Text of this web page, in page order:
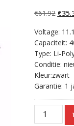
gebaseerd op
€61.92
was:
€
Voltage:
Capaciteit:
Type: Li-
Conditie:
Kleur:zwart
Garantie: 1
Originele
laptop